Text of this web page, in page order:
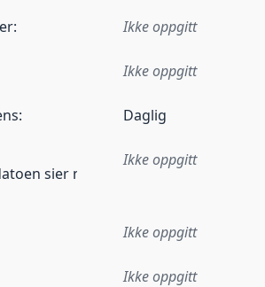
: Ikke oppgitt
Ikke oppgitt
: Daglig
sier når dataene i dette
Ikke oppgitt
Ikke oppgitt
Ikke oppgitt